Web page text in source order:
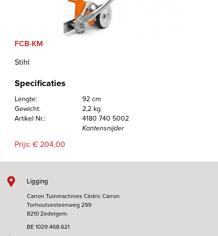
FCB-KM
Stihl
Specificaties
Lengte:
92 cm
Gewicht:
2,2 kg
Artikel Nr.:
4180 740 5002
Kantensnijder
Prijs: € 204,00
Ligging
Carron Tuinmachines Cédric Carron
Torhoutsesteenweg 299
8210 Zedelgem
BE 1029.468.621